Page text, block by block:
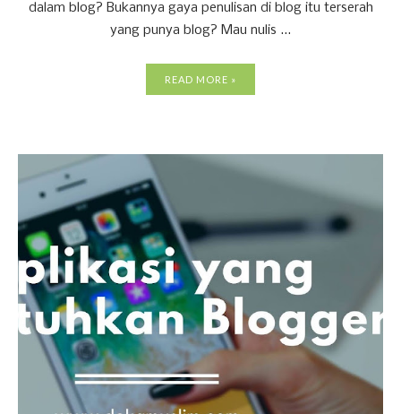
dalam blog? Bukannya gaya penulisan di blog itu terserah
yang punya blog? Mau nulis ...
READ MORE »